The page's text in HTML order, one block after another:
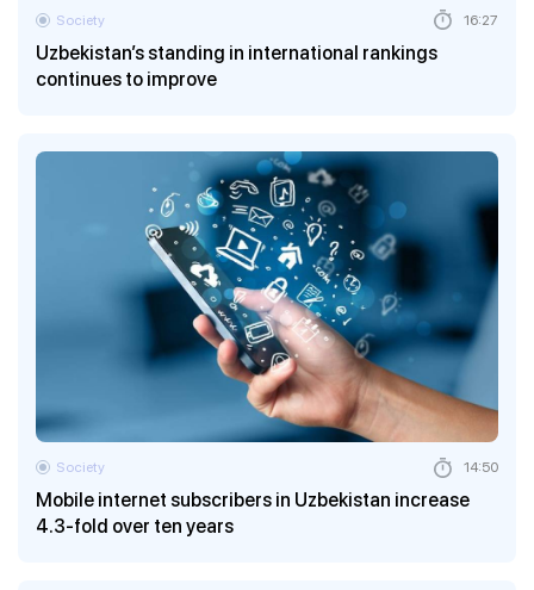
Uzbekistan’s standing in international rankings
continues to improve
Society 16:27
Mobile internet subscribers in Uzbekistan increase
4.3-fold over ten years
Society 14:50